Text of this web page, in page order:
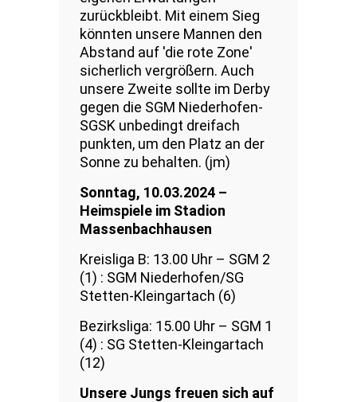
zurückbleibt. Mit einem Sieg
könnten unsere Mannen den
Abstand auf ′die rote Zone′
sicherlich vergrößern. Auch
unsere Zweite sollte im Derby
gegen die SGM Niederhofen-
SGSK unbedingt dreifach
punkten, um den Platz an der
Sonne zu behalten. (jm)
Sonntag, 10.03.2024 –
Heimspiele im Stadion
Massenbachhausen
Kreisliga B: 13.00 Uhr – SGM 2
(1) : SGM Niederhofen/SG
Stetten-Kleingartach (6)
Bezirksliga: 15.00 Uhr – SGM 1
(4) : SG Stetten-Kleingartach
(12)
Unsere Jungs freuen sich auf